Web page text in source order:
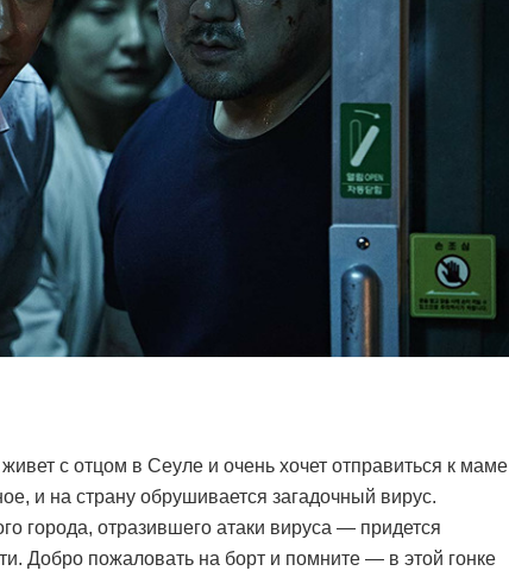
с отцом в Сеуле и очень хочет отправиться к маме
и на страну обрушивается загадочный вирус.
города, отразившего атаки вируса — придется
Добро пожаловать на борт и помните — в этой гонке